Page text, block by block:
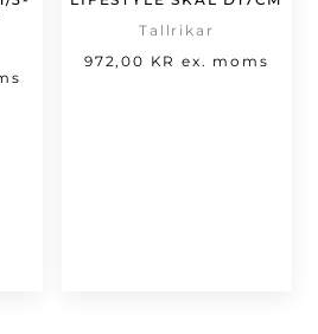
Tallrikar
972,00 KR ex. moms